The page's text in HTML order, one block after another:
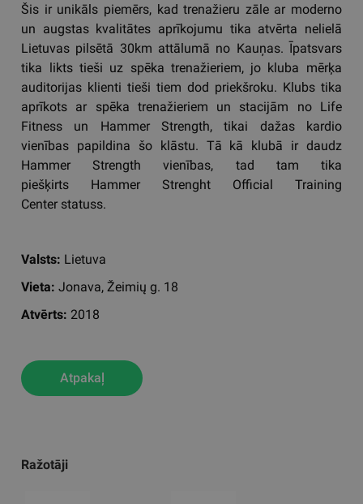
Ražotāji
Šis ir unikāls piemērs, kad trenažieru zāle ar moderno
un augstas kvalitātes aprīkojumu tika atvērta nelielā
Lietuvas pilsētā 30km attālumā no Kauņas. Īpatsvars
tika likts tieši uz spēka trenažieriem, jo kluba mērķa
auditorijas klienti tieši tiem dod priekšroku. Klubs tika
aprīkots ar spēka trenažieriem un stacijām no Life
Fitness un Hammer Strength, tikai dažas kardio
vienības papildina šo klāstu. Tā kā klubā ir daudz
Hammer Strength vienības, tad tam tika
piešķirts Hammer Strenght Official Training
Center statuss.
Valsts: Lietuva
Vieta: Jonava, Žeimių g. 18
Atvērts: 2018
Atpakaļ